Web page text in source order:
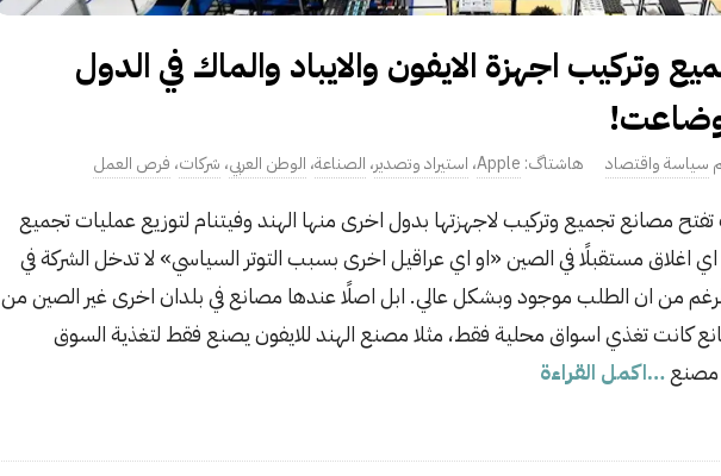
وتركيب اجهزة الايفون والايباد والماك في الدول
وضاعت!
سياسة واقتصاد Apple، استيراد وتصدير، الصناعة، الوطن العربي، شركات، فرص العمل
مصانع تجميع وتركيب لاجهزتها بدول اخرى منها الهند وفيتنام لتوزيع عمليات تجميع
اغلاق مستقبلًا في الصين «او اي عراقيل اخرى بسبب التوتر السياسي» لا تدخل الشركة في
من ان الطلب موجود وبشكل عالي. ابل اصلًا عندها مصانع في بلدان اخرى غير الصين من
كانت تغذي اسواق محلية فقط، مثلا مصنع الهند للايفون يصنع فقط لتغذية السوق
مصنع…اكمل القراءة